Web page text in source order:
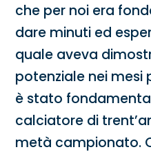
che per noi era
dare minuti ed
quale aveva
potenziale nei mesi
è stato
calciatore di
metà campionato.